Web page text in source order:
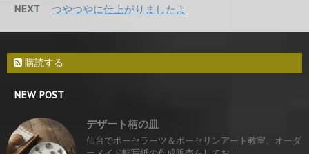
NEXT つやつやに仕上がりましたよ
購読する
NEW POST
デザート柄の皿
仙台でポーセラーツ＆ポーセリンアート教室、オーダ